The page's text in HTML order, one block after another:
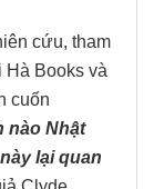
cứu, tham
Hà Books và
cuốn
nào Nhật
lại quan